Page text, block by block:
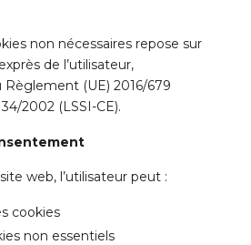
non nécessaires repose sur
de l’utilisateur,
(UE) 2016/679
2002 (LSSI-CE).
web, l’utilisateur peut :
cookies
non essentiels